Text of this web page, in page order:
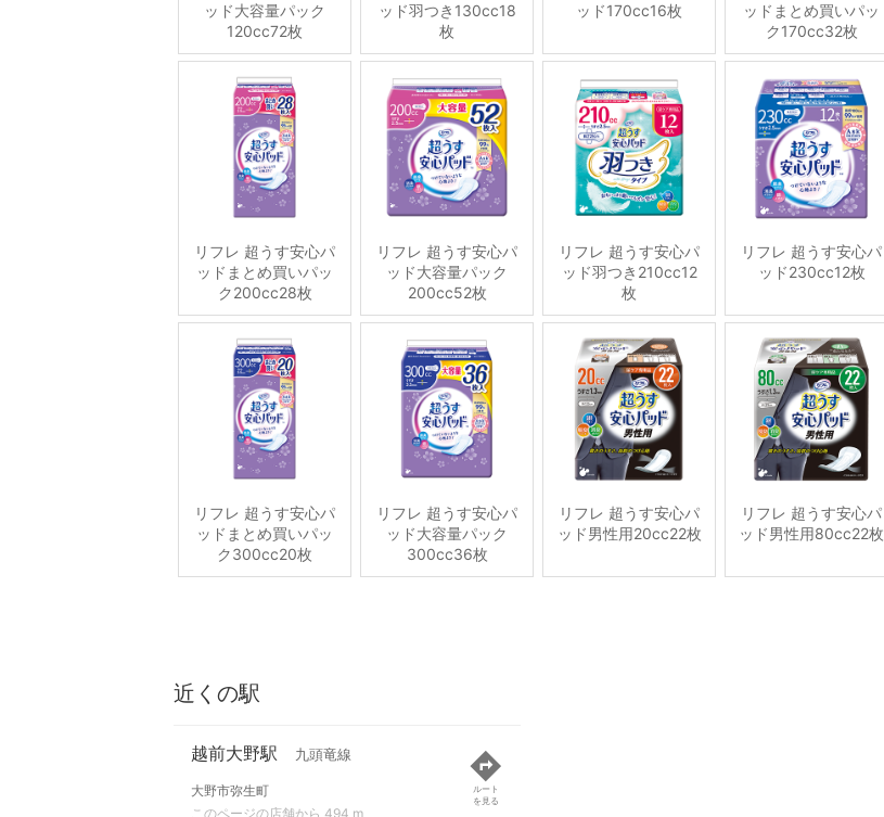
ッド大容量パック
120cc72枚
ッド羽つき130cc18
枚
ッド170cc16枚
ッドまとめ買いパッ
ク170cc32枚
リフレ 超うす安心パ
ッドまとめ買いパッ
ク200cc28枚
リフレ 超うす安心パ
ッド大容量パック
200cc52枚
リフレ 超うす安心パ
ッド羽つき210cc12
枚
リフレ 超うす安心パ
ッド230cc12枚
リフレ 超うす安心パ
ッドまとめ買いパッ
ク300cc20枚
リフレ 超うす安心パ
ッド大容量パック
300cc36枚
リフレ 超うす安心パ
ッド男性用20cc22枚
リフレ 超うす安心パ
ッド男性用80cc22枚
近くの駅
越前大野駅 九頭竜線
大野市弥生町
このページの店舗から 494 m
ルート
を見る